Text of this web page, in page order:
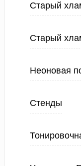
Старый
Старый
Неоновая
Стенды